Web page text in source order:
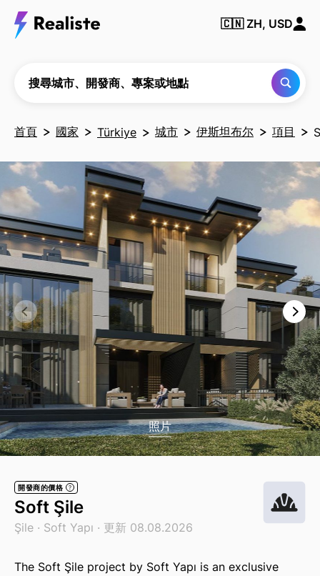
點
🇨🇳ZH, USD
搜尋城市、開發商、專案或地點
首頁 國家 Türkiye 城市 伊斯坦布尔 項目
照片
開發商的價格 ?
Soft Şile
Şile · Soft Yapı · 更新 08.08.2026
The Soft Şile project by Soft Yapı is an exclusive